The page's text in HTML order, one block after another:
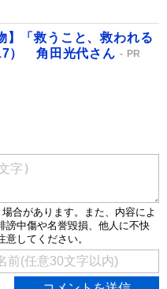
】「救うこと、救われる
） 角田光代さん
PR